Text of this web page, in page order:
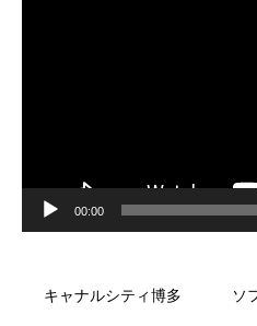
00:00
キャナルシティ博多 ソ